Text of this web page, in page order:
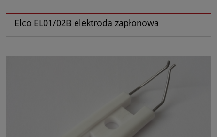
Elco EL01/02B elektroda zapłonowa